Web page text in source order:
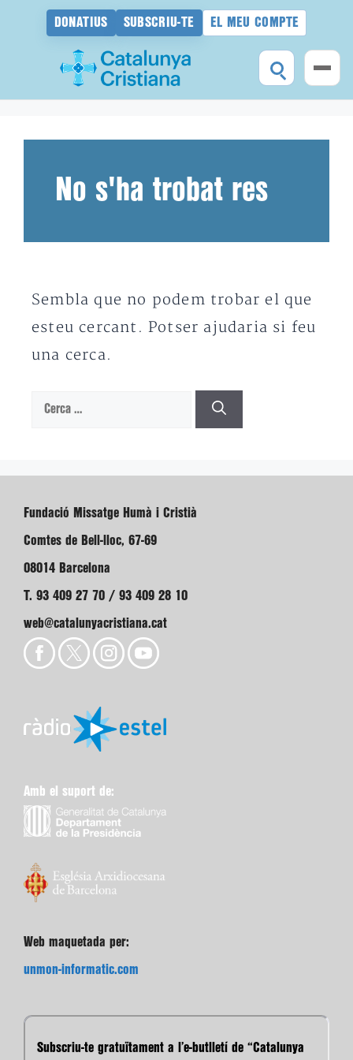
DONATIUS SUBSCRIU-TE EL MEU COMPTE
No s'ha trobat res
Sembla que no podem trobar el que
esteu cercant. Potser ajudaria si feu
una cerca.
Cerca:
Fundació Missatge Humà i Cristià
Comtes de Bell-lloc, 67-69
08014 Barcelona
T. 93 409 27 70 / 93 409 28 10
web@catalunyacristiana.cat
Amb el suport de:
Web maquetada per:
unmon-informatic.com
Subscriu-te gratuïtament a l’e-butlletí de “Catalunya